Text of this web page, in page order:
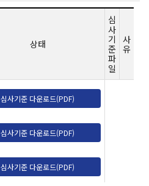
상태
심
사
기
준
파
일
사
유
심사기준 다운로드(PDF)
심사기준 다운로드(PDF)
심사기준 다운로드(PDF)